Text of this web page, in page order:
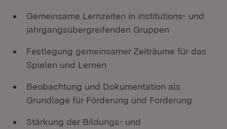
Gemeinsame Lernzeiten in institutions- und
jahrgangsübergreifenden Gruppen
Festlegung gemeinsamer Zeiträume für das
Spielen und Lernen
Beobachtung und Dokumentation als
Grundlage für Förderung und Forderung
Stärkung der Bildungs- und